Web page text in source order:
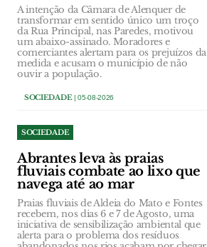
A intenção da Câmara de Alenquer de
transformar em sentido único um troço
da Rua Principal, nas Paredes, motivou
um abaixo-assinado. Moradores e
comerciantes alertam para os prejuízos da
medida e acusam o município de não
ouvir a população.
SOCIEDADE| 05-08-2026
SOCIEDADE
Abrantes leva às praias
fluviais combate ao lixo que
navega até ao mar
Praias fluviais de Aldeia do Mato e Fontes
recebem, nos dias 6 e 7 de Agosto, uma
iniciativa de sensibilização ambiental que
alerta para o problema dos resíduos